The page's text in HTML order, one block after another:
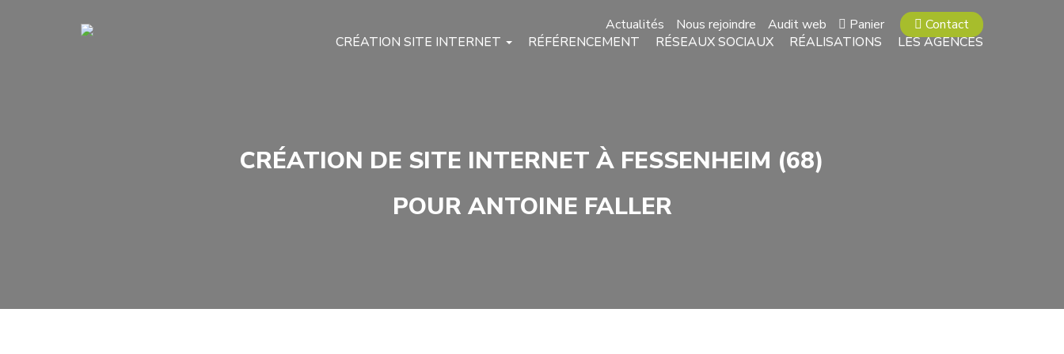
Contact
Actualités Nous rejoindre Audit web
Panier
CRÉATION SITE INTERNET
RÉFÉRENCEMENT RÉSEAUX SOCIAUX RÉALISATIONS LES AGENCES
CRÉATION DE SITE INTERNET À FESSENHEIM (68)
POUR ANTOINE FALLER